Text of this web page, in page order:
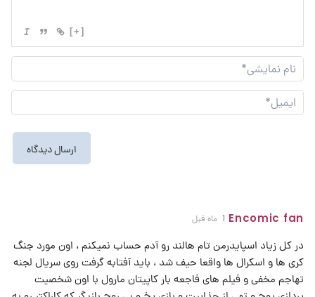
[+]
نام
Encomic fan 1 ماه قبل
در کل زیاد اسپایدرمن تام هالند رو آدم حساب نمیکنم ، اون مورد جنگ
کری ها و اسکرال ها واقعا حیف شد ، باید آفتابه گرفت روی سریال لجنه
تهاجم مخفی و فیلم های فاجعه بار کاپیتان مارول با اون شخصیت